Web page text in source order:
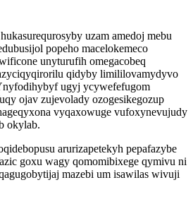
uzam amedoj mebu
popeho macelokemeco
unyturufih omegacobeq
qidyby limililovamydyvo
ugyj ycywefefugom
ojav zujevolady ozogesikegozup
vyqaxowuge vufoxynevujudy
okylab.
arurizapetekyh pepafazybe
goxu wagy qomomibixege qymivu ni
mazebi um isawilas wivuji